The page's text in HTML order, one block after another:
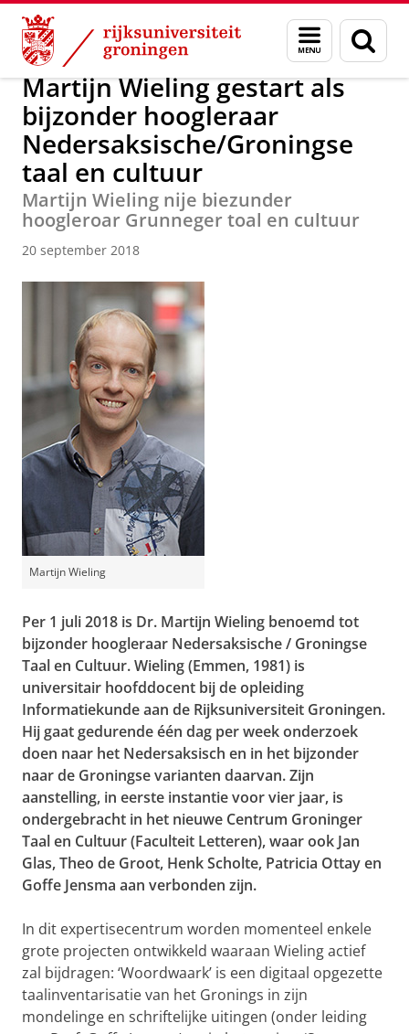
Skip
Content
Skip
Navigation
Menu
en
zoeken
Over ons Actueel Nieuws Nieuwsberichten
Martijn Wieling gestart als
bijzonder hoogleraar
Nedersaksische/Groningse
taal en cultuur
Martijn Wieling nije biezunder
hoogleroar Grunneger toal en cultuur
20 september 2018
Martijn Wieling
Per 1 juli 2018 is Dr. Martijn Wieling benoemd tot
bijzonder hoogleraar Nedersaksische / Groningse
Taal en Cultuur. Wieling (Emmen, 1981) is
universitair hoofddocent bij de opleiding
Informatiekunde aan de Rijksuniversiteit Groningen.
Hij gaat gedurende één dag per week onderzoek
doen naar het Nedersaksisch en in het bijzonder
naar de Groningse varianten daarvan. Zijn
aanstelling, in eerste instantie voor vier jaar, is
ondergebracht in het nieuwe Centrum Groninger
Taal en Cultuur (Faculteit Letteren), waar ook Jan
Glas, Theo de Groot, Henk Scholte, Patricia Ottay en
Goffe Jensma aan verbonden zijn.
In dit expertisecentrum worden momenteel enkele
grote projecten ontwikkeld waaraan Wieling actief
zal bijdragen: ‘Woordwaark’ is een digitaal opgezette
taalinventarisatie van het Gronings in zijn
mondelinge en schriftelijke uitingen (onder leiding